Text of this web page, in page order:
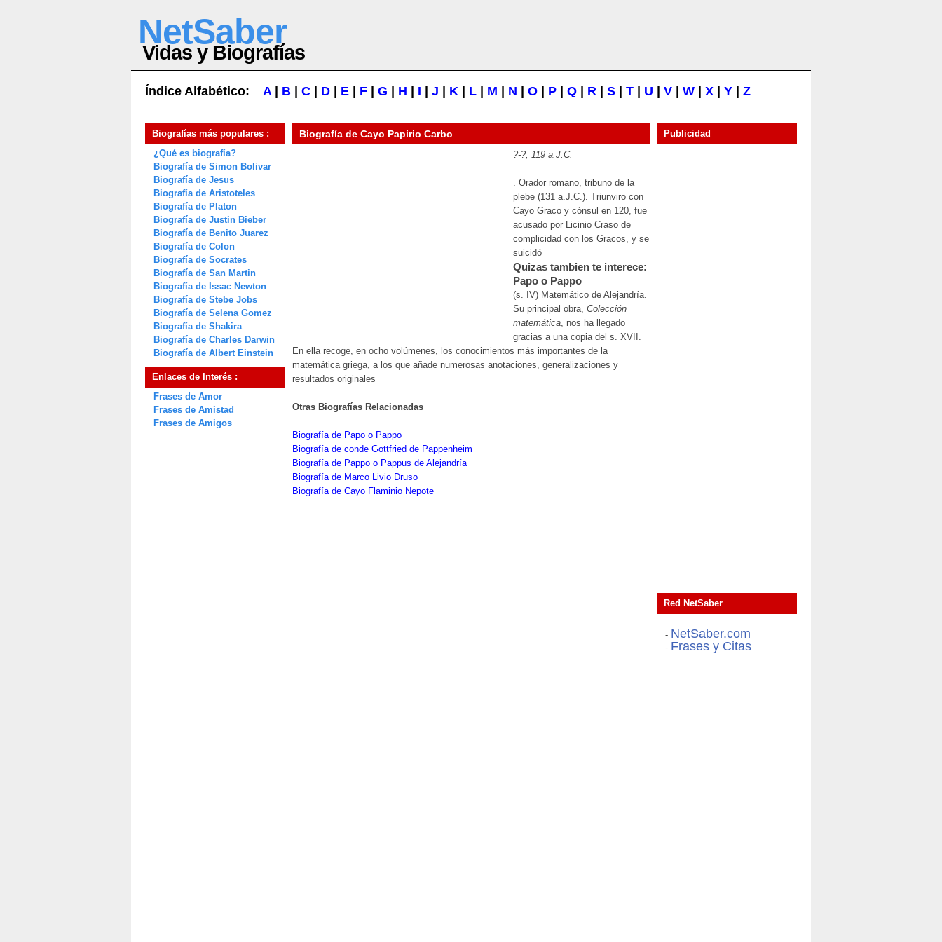
NetSaber
Vidas y Biografías
Índice Alfabético: A| B C D E F G H I J K L M N O P Q R S T U V W X Y Z
Biografías más populares :
¿Qué es biografía?
Biografía de Simon Bolivar
Biografía de Jesus
Biografía de Aristoteles
Biografía de Platon
Biografía de Justin Bieber
Biografía de Benito Juarez
Biografía de Colon
Biografía de Socrates
Biografía de San Martin
Biografía de Issac Newton
Biografía de Stebe Jobs
Biografía de Selena Gomez
Biografía de Shakira
Biografía de Charles Darwin
Biografía de Albert Einstein
Enlaces de Interés :
Frases de Amor
Frases de Amistad
Frases de Amigos
Biografía de Cayo Papirio Carbo
?-?, 119 a.J.C.
. Orador romano, tribuno de la
plebe (131 a.J.C.). Triunviro con
Cayo Graco y cónsul en 120, fue
acusado por Licinio Craso de
complicidad con los Gracos, y se
suicidó
Quizas tambien te interece:
Papo o Pappo
(s. IV) Matemático de Alejandría.
Su principal obra, Colección
matemática, nos ha llegado
gracias a una copia del s. XVII.
En ella recoge, en ocho volúmenes, los conocimientos más importantes de la
matemática griega, a los que añade numerosas anotaciones, generalizaciones y
resultados originales
Otras Biografías Relacionadas
Biografía de Papo o Pappo
Biografía de conde Gottfried de Pappenheim
Biografía de Pappo o Pappus de Alejandría
Biografía de Marco Livio Druso
Biografía de Cayo Flaminio Nepote
Publicidad
Red NetSaber
- NetSaber.com
- Frases y Citas